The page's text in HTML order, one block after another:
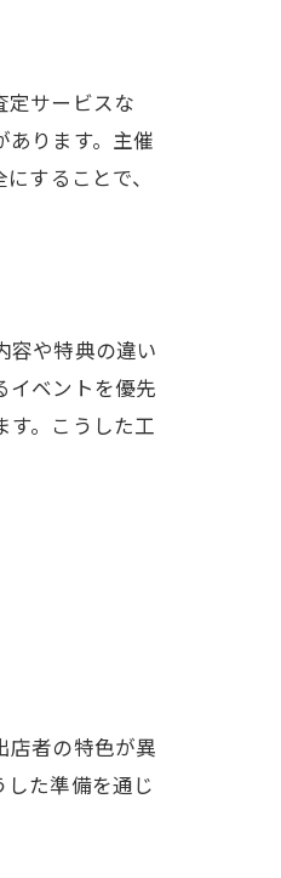
定サービスな
ります。主催
することで、
容や特典の違い
イベントを優先
す。こうした工
店者の特色が異
た準備を通じ